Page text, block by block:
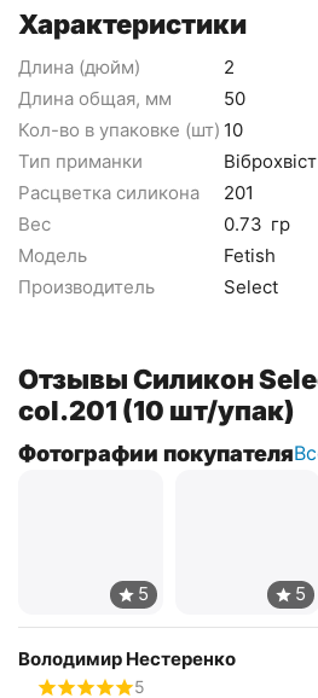
Характеристики
Длина (дюйм)
2
Длина общая, мм
50
Кол-во в упаковке (шт) 10
Тип приманки
Віброхвіст
Расцветка силикона
201
Вес
0.73 гр
Модель
Fetish
Производитель
Select
Отзывы Силикон
col.201 (10 шт/упак)
Фотографии покупателя
Володимир Нестеренко
5